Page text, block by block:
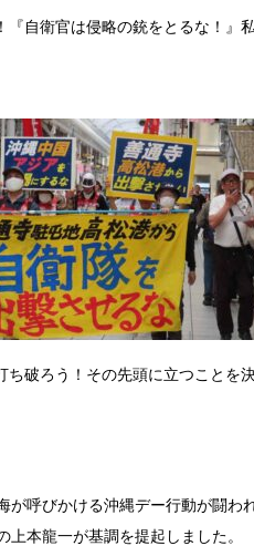
自衛官は侵略の銃をとるな！』
破ろう！その先頭に立つことを
呼びかける沖縄デー行動が闘わ
本龍一が基調を提起しました。